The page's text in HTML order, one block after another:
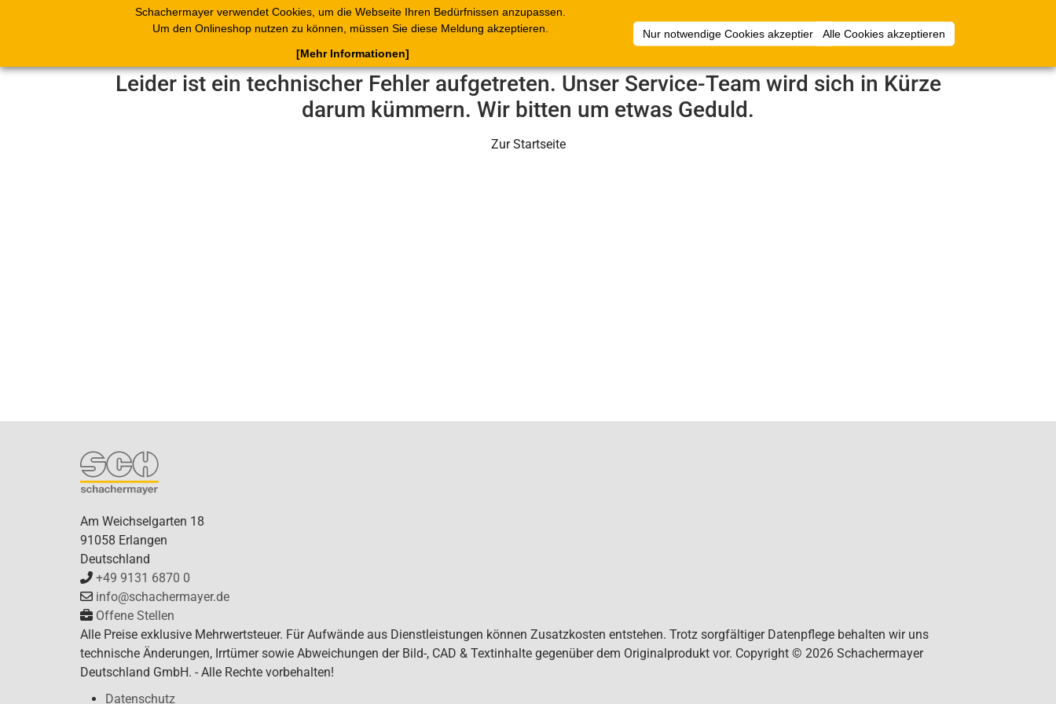
Schachermayer verwendet Cookies, um die Webseite Ihren Bedürfnissen anzupassen.
Um den Onlineshop nutzen zu können, müssen Sie diese Meldung akzeptieren.
Nur notwendige Cookies akzeptierenAlle Cookies akzeptieren
[Mehr Informationen]
Produkte Blätterkataloge Belege C.Online Unternehmen Artikelsammlungen Mehr Anmelden
Leider ist ein technischer Fehler aufgetreten. Unser Service-Team wird sich in Kürze
darum kümmern. Wir bitten um etwas Geduld.
Zur Startseite
Am Weichselgarten 18
91058 Erlangen
Deutschland
+49 9131 6870 0
info@schachermayer.de
Offene Stellen
Alle Preise exklusive Mehrwertsteuer. Für Aufwände aus Dienstleistungen können Zusatzkosten entstehen. Trotz sorgfältiger Datenpflege behalten wir uns
technische Änderungen, Irrtümer sowie Abweichungen der Bild-, CAD & Textinhalte gegenüber dem Originalprodukt vor. Copyright © 2026 Schachermayer
Deutschland GmbH. - Alle Rechte vorbehalten!
Datenschutz